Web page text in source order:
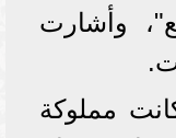
وأشارت
مملوكة